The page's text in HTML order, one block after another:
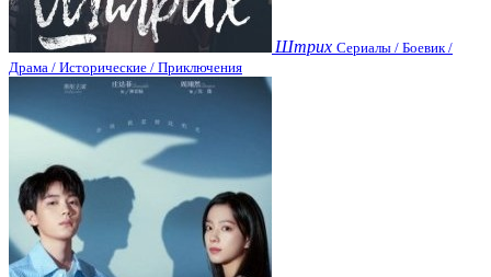
Штрих Сериалы / Боевик /
Драма / Исторические / Приключения